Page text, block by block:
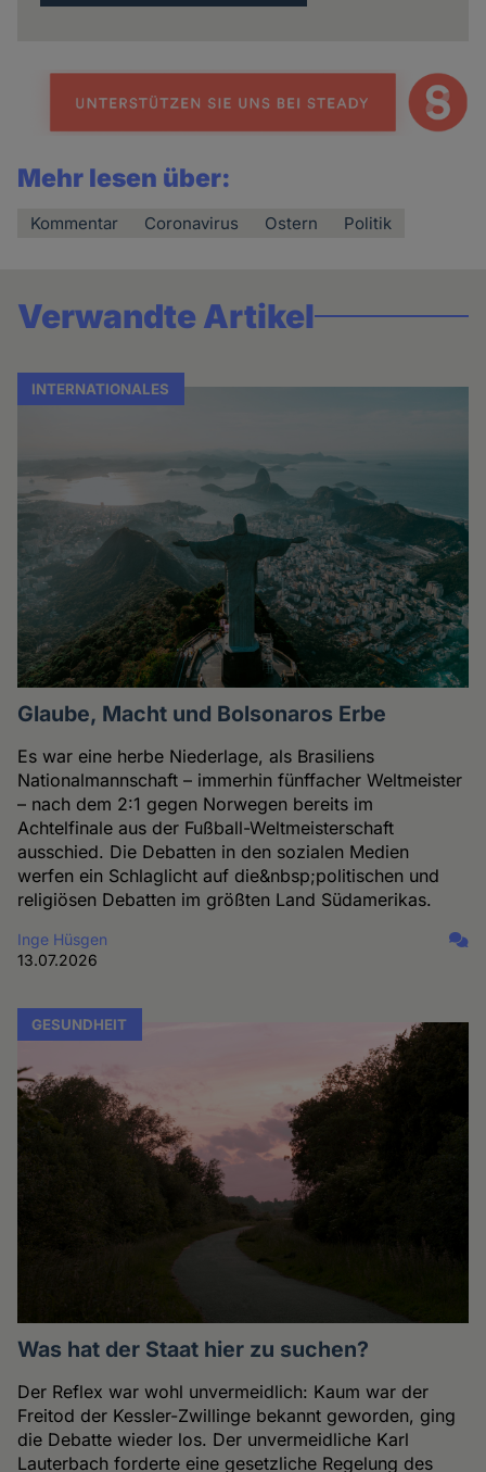
Mehr lesen über:
Kommentar Coronavirus Ostern Politik
Verwandte Artikel
INTERNATIONALES
Glaube, Macht und Bolsonaros Erbe
Es war eine herbe Niederlage, als Brasiliens
Nationalmannschaft – immerhin fünffacher Weltmeister
– nach dem 2:1 gegen Norwegen bereits im
Achtelfinale aus der Fußball-Weltmeisterschaft
ausschied. Die Debatten in den sozialen Medien
werfen ein Schlaglicht auf die&nbsp;politischen und
religiösen Debatten im größten Land Südamerikas.
Inge Hüsgen
13.07.2026
GESUNDHEIT
Was hat der Staat hier zu suchen?
Der Reflex war wohl unvermeidlich: Kaum war der
Freitod der Kessler-Zwillinge bekannt geworden, ging
die Debatte wieder los. Der unvermeidliche Karl
Lauterbach forderte eine gesetzliche Regelung des